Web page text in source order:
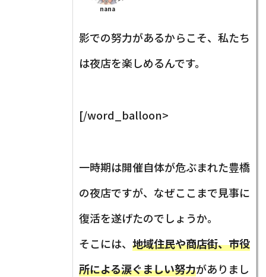
nana
影での努力があるからこそ、私たち
は夜店を楽しめるんです。
[/word_balloon>
一時期は開催自体が危ぶまれた豊橋
の夜店ですが、なぜここまで見事に
復活を遂げたのでしょうか。
そこには、 地域住民や商店街、市役
所による涙ぐましい努力がありまし